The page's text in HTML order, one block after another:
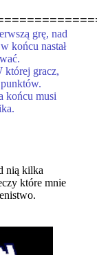
grę, nad
końcu nastał
której gracz,
końcu musi
nią kilka
które mnie